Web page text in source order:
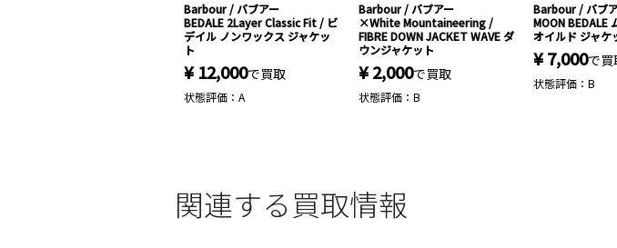
Barbour / バブアー
BEDALE 2Layer Classic Fit / ビ
デイル ノンワックス ジャケッ
ト
¥ 12,000で買取
状態評価：A
Barbour / バブアー
×White Mountaineering /
FIBRE DOWN JACKET WAVE ダ
ウンジャケット
¥ 2,000で買取
状態評価：B
Barbour / バブ
MOON BEDALE
オイルド ジャケ
¥ 7,000で買
状態評価：B
関連する買取情報